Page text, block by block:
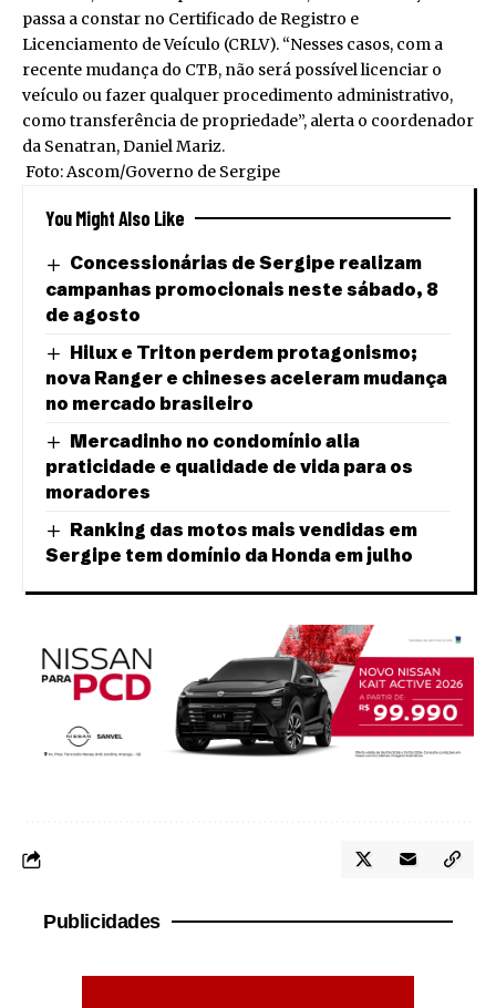
passa a constar no Certificado de Registro e
Licenciamento de Veículo (CRLV). “Nesses casos, com a
recente mudança do CTB, não será possível licenciar o
veículo ou fazer qualquer procedimento administrativo,
como transferência de propriedade”, alerta o coordenador
da Senatran, Daniel Mariz.
Foto: Ascom/Governo de Sergipe
You Might Also Like
Concessionárias de Sergipe realizam
campanhas promocionais neste sábado, 8
de agosto
Hilux e Triton perdem protagonismo;
nova Ranger e chineses aceleram mudança
no mercado brasileiro
Mercadinho no condomínio alia
praticidade e qualidade de vida para os
moradores
Ranking das motos mais vendidas em
Sergipe tem domínio da Honda em julho
Publicidades